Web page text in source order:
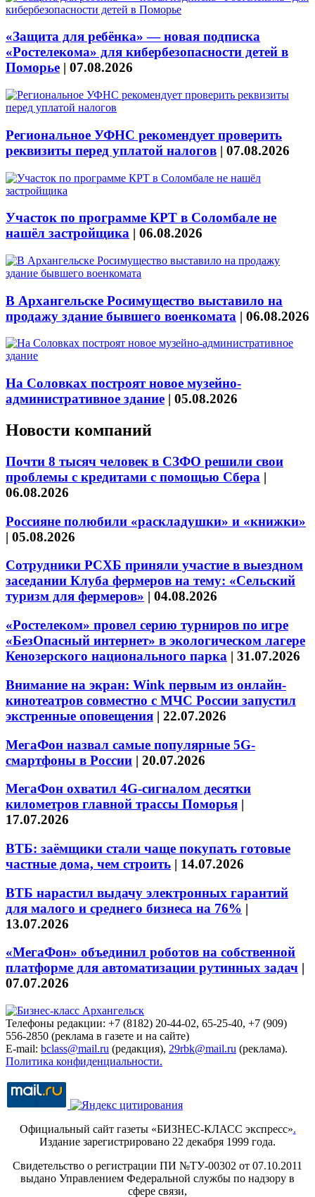
«Защита для ребёнка» — новая подписка
«Ростелекома» для кибербезопасности детей в
Поморье | 07.08.2026
Региональное УФНС рекомендует проверить
реквизиты перед уплатой налогов | 07.08.2026
Участок по программе КРТ в Соломбале не
нашёл застройщика | 06.08.2026
В Архангельске Росимущество выставило на
продажу здание бывшего военкомата | 06.08.2026
На Соловках построят новое музейно-
административное здание | 05.08.2026
Новости компаний
Почти 8 тысяч человек в СЗФО решили свои
проблемы с кредитами с помощью Сбера |
06.08.2026
Россияне полюбили «раскладушки» и «книжки»
| 05.08.2026
Сотрудники РСХБ приняли участие в выездном
заседании Клуба фермеров на тему: «Сельский
туризм для фермеров» | 04.08.2026
«Ростелеком» провел серию турниров по игре
«БезОпасный интернет» в экологическом лагере
Кенозерского национального парка | 31.07.2026
Внимание на экран: Wink первым из онлайн-
кинотеатров совместно с МЧС России запустил
экстренные оповещения | 22.07.2026
МегаФон назвал самые популярные 5G-
смартфоны в России | 20.07.2026
МегаФон охватил 4G-сигналом десятки
километров главной трассы Поморья |
17.07.2026
ВТБ: заёмщики стали чаще покупать готовые
частные дома, чем строить | 14.07.2026
ВТБ нарастил выдачу электронных гарантий
для малого и среднего бизнеса на 76% |
13.07.2026
«МегаФон» объединил роботов на собственной
платформе для автоматизации рутинных задач |
07.07.2026
Телефоны редакции: +7 (8182) 20-44-02, 65-25-40, +7 (909)
556-2850 (реклама в газете и на сайте)
E-mail: bclass@mail.ru (редакция), 29rbk@mail.ru (реклама).
Политика конфиденциальности.
Официальный сайт газеты «БИЗНЕС-КЛАСС экспресс».
Издание зарегистрировано 22 декабря 1999 года.
Свидетельство о регистрации ПИ №ТУ-00302 от 07.10.2011
выдано Управлением Федеральной службы по надзору в
сфере связи,